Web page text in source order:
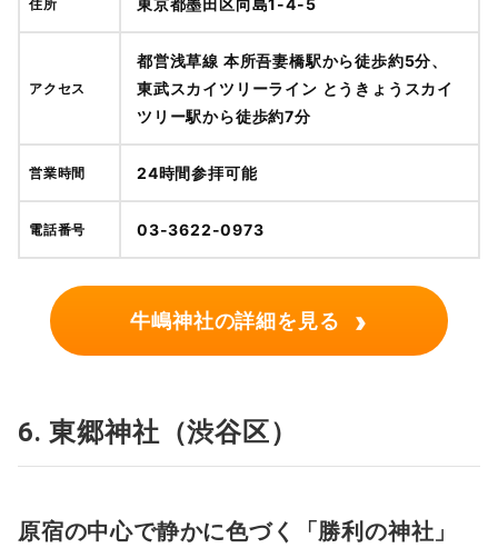
住所 東京都墨田区向島1-4-5
アクセス
都営浅草線 本所吾妻橋駅から徒歩約5分、
東武スカイツリーライン とうきょうスカイ
ツリー駅から徒歩約7分
営業時間 24時間参拝可能
電話番号 03-3622-0973
牛嶋神社の詳細を見る ›
6. 東郷神社（渋谷区）
原宿の中心で静かに色づく「勝利の神社」